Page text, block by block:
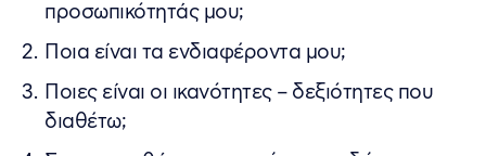
προσωπικότητάς μου;
Ποια είναι τα ενδιαφέροντα μου;
Ποιες είναι οι ικανότητες – δεξιότητες που
διαθέτω;